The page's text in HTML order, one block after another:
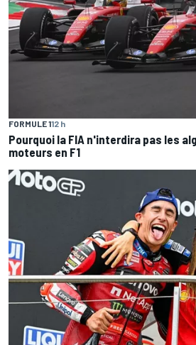
FORMULE 112 h
Pourquoi la FIA n'interdira pas les
moteurs en F1